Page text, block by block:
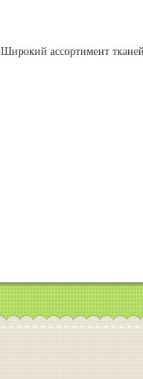
Широкий ассортимент